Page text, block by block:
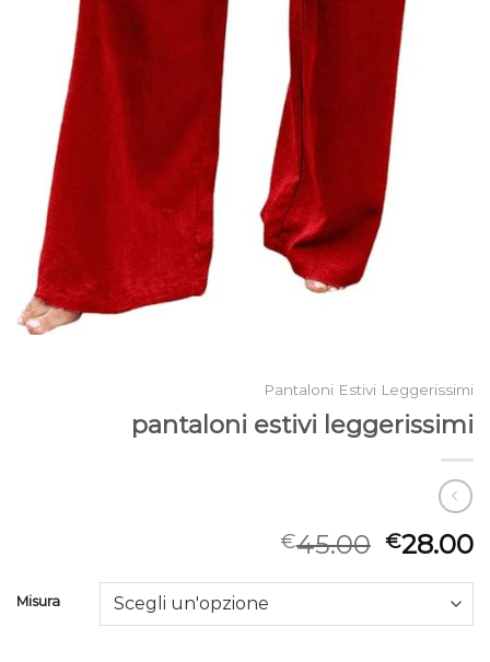
Pantaloni Estivi Leggerissimi
pantaloni estivi leggerissimi
€45.00 €28.00
Misura